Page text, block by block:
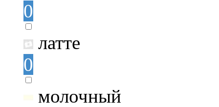
0
латте
0
молочный